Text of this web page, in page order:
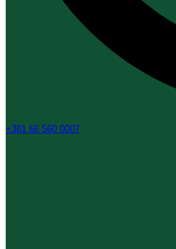
+381 66 560 0007